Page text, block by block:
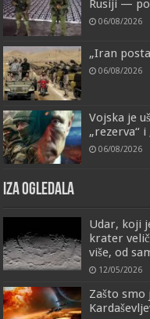
Rusiji —
06/08/2026
„Iran
06/08/2026
Vojska je
„rezerva“
06/08/2026
IZA OGLEDALA
Udar, koji
krater
više, od
12/05/2026
Zašto smo